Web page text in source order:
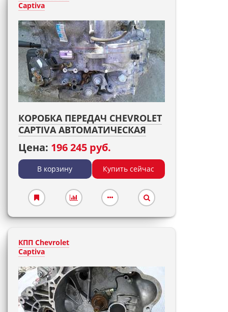
Captiva
КОРОБКА ПЕРЕДАЧ CHEVROLET
CAPTIVA АВТОМАТИЧЕСКАЯ
Цена: 196 245 руб.
В корзину Купить сейчас
КПП Chevrolet
Captiva